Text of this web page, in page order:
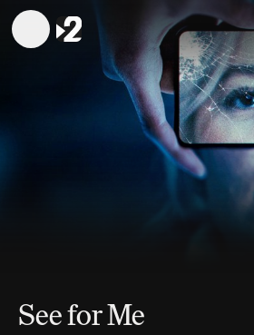
See for Me